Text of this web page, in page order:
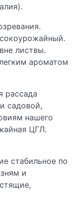
листвы.
ароматом
рассада
садовой,
нашего
ЦГЛ.
стабильное по
и